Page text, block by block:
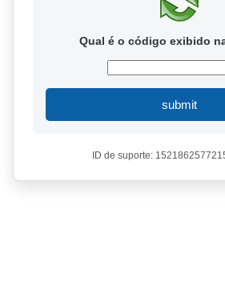
Qual é o código exibido
submit
ID de suporte: